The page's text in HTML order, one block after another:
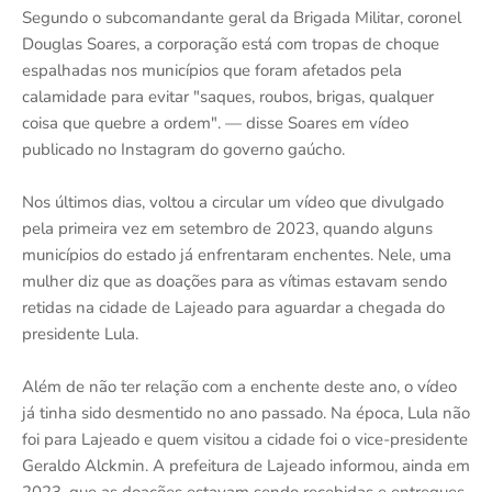
Segundo o subcomandante geral da Brigada Militar, coronel
Douglas Soares, a corporação está com tropas de choque
espalhadas nos municípios que foram afetados pela
calamidade para evitar "saques, roubos, brigas, qualquer
coisa que quebre a ordem". — disse Soares em vídeo
publicado no Instagram do governo gaúcho.
Nos últimos dias, voltou a circular um vídeo que divulgado
pela primeira vez em setembro de 2023, quando alguns
municípios do estado já enfrentaram enchentes. Nele, uma
mulher diz que as doações para as vítimas estavam sendo
retidas na cidade de Lajeado para aguardar a chegada do
presidente Lula.
Além de não ter relação com a enchente deste ano, o vídeo
já tinha sido desmentido no ano passado. Na época, Lula não
foi para Lajeado e quem visitou a cidade foi o vice-presidente
Geraldo Alckmin. A prefeitura de Lajeado informou, ainda em